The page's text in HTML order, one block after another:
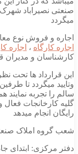
صنعتی نصیراباد
میگردد
اجاره و فروش نوع
اجاره کارگاه ، اجاره
کارشناسان و مدیران
این قرارداد ها تحت
وتایید میگردد تا
سالم را تجربه
گلیه کارخانجات فعال
رایگان انجام میدهد
شعب گروه املاک
دفتر مرکزی: ابتدای